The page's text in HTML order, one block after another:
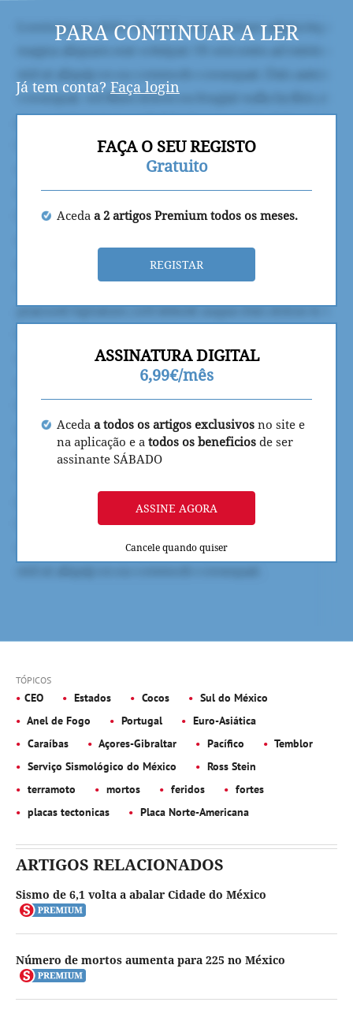
PARA CONTINUAR A LER
Já tem conta? Faça login
FAÇA O SEU REGISTO
Gratuito
Aceda a 2 artigos Premium todos os meses.
REGISTAR
ASSINATURA DIGITAL
6,99€/mês
Aceda a todos os artigos exclusivos no site e
na aplicação e a todos os beneficios de ser
assinante SÁBADO
ASSINE AGORA
Cancele quando quiser
TÓPICOS
CEO Estados Cocos
Sul do México
Anel de Fogo
Portugal
Euro-Asiática
Caraíbas
Açores-Gibraltar Pacífico
Temblor
Serviço Sismológico do México
Ross Stein
terramoto
mortos feridos
fortes
placas tectonicas
Placa Norte-Americana
ARTIGOS RELACIONADOS
Sismo de 6,1 volta a abalar Cidade do México
Número de mortos aumenta para 225 no México